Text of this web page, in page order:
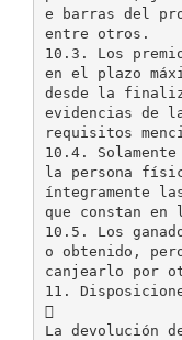
e barras del
entre otros.
10.3. Los
en el plazo
desde la
evidencias de
requisitos
10.4.
la persona
íntegramente
que constan en
10.5. Los
o obtenido,
canjearlo por
11.

La devolución